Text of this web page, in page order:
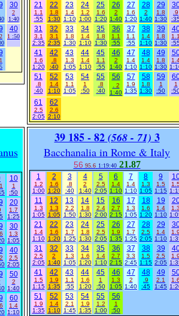
30
2
1:40
40
1 :50
21
1.1
:55
22
1.8
1:30
23
1.4
1:10
24
1.2
1:00
25
1.6
1:20
26
2
1:40
27
1.6
1:20
28
2
1:40
29
1.8
1:30
.9
31
3.1
2:35
32
3.1
2:35
33
1.8
1:30
34
1.4
1:10
35
1.8
1:30
36
1.1
:55
37
1.1
:55
38
1.4
1:10
39
1.8
1:30
41
1.6
1:20
42
.8
:40
43
1.3
1:05
44
1.4
1:10
45
1.1
:55
46
2
1:40
47
1.4
1:10
48
1.4
1:10
49
1.8
1:30
51
.8
:40
52
1.4
1:10
53
1.1
1:05
54
1
:50
55
.8
:40
56
. 2
1:40
57
1.9
1:35
58
1.8
1:30
59
1
:50
1
61
2.5
2:05
62
2.6
2:10
10
1
:50
20
1.7
1:25
30
1.3
1:05
40
2.5
2:05
50
2
1:40
60
1.4
1:10
39 185 - 82 (568 - 71) 3
Bacchanalia in Rome & Italy
56 95.6 1:19:40 21.87
1
1.2
1:00
2
1.6
1:20
3
.8
:40
4
2
1:40
5
2.5
2:05
6
1.4
1:10
7
1.4
1:10
8
1.3
1:05
9
1.5
1:15
11
1.3
1:05
12
1.3
1:05
13
2.2
1:50
14
1.8
1:30
15
2.4
2:00
16
2.7
2:15
17
1.3
1:05
18
1.6
1:20
19
1.4
1:10
21
1.4
1:10
22
1.6
1:20
23
1.7
1:25
24
1.8
1:30
25
2.5
2:05
26
1.9
1:35
27
1.7
1:25
28
2.5
2:05
29
1.4
1:10
31
2.5
2:05
32
2
1:40
33
1.3
1:05
34
1.6
1:20
35
1.4
1:10
36
2.7
2:15
37
3.3
2:45
38
1.5
1:15
39
2.5
2:05
41
1.5
1:15
42
1.9
1:35
43
1.1
:55
44
1.6
1:20
45
1
:50
46
1.3
1:05
47
2
1:40
48
.9
:45
49
2.1
1:45
51
1.9
1:35
52
1.4
1:10
53
2.1
1:45
54
1.9
1:35
55
1.2
1:00
56
1
:50